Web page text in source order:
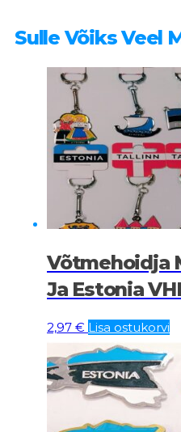
Sulle Võiks Veel
Võtmehoidja
Ja Estonia
2,97 € Lisa ostukorvi